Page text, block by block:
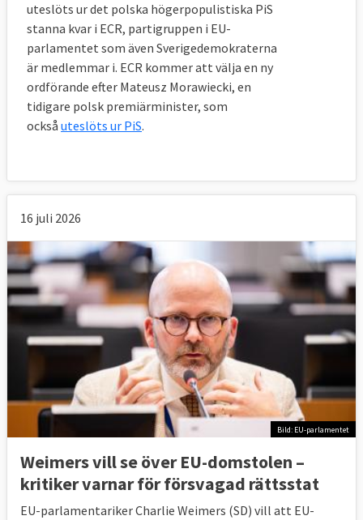
uteslöts ur det polska högerpopulistiska PiS
stanna kvar i ECR, partigruppen i EU-
parlamentet som även Sverigedemokraterna
är medlemmar i. ECR kommer att välja en ny
ordförande efter Mateusz Morawiecki, en
tidigare polsk premiärminister, som
också uteslöts ur PiS.
16 juli 2026
Bild: EU-parlamentet
Weimers vill se över EU-domstolen –
kritiker varnar för försvagad rättsstat
EU-parlamentariker Charlie Weimers (SD) vill att EU-